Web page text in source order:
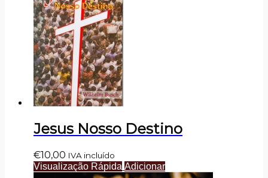
Jesus Nosso Destino
€10,00 IVA incluído
Visualização Rápida Adicionar